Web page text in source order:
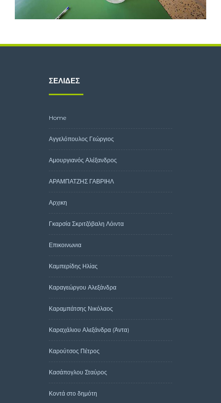
ΣΕΛΊΔΕΣ
Home
Αγγελόπουλος Γεώργιος
Αμουργιανός Αλέξανδρος
ΑΡΑΜΠΑΤΖΗΣ ΓΑΒΡΙΗΛ
Αρχικη
Γκαρσία Σκριτζόβαλη Λόιντα
Επικοινωνια
Καμπερίδης Ηλίας
Καραγεώργου Αλεξάνδρα
Καραμπάτσης Νικόλαος
Καραχάλιου Αλεξάνδρα (Άντα)
Καρούτσος Πέτρος
Κασάπογλου Σταύρος
Κοντά στο δημότη